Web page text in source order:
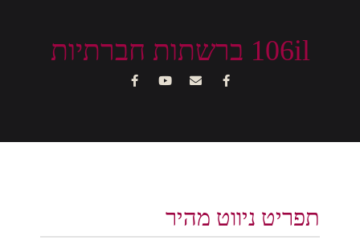
106il ברשתות חברתיות
תפריט ניווט מהיר